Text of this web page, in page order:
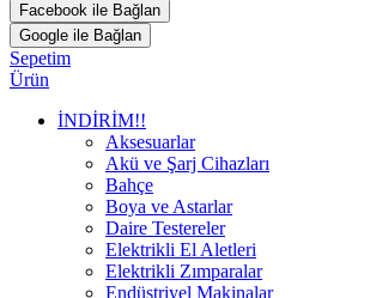
Facebook ile Bağlan
Google ile Bağlan
Sepetim
Ürün
İNDİRİM!!
Aksesuarlar
Akü ve Şarj Cihazları
Bahçe
Boya ve Astarlar
Daire Testereler
Elektrikli El Aletleri
Elektrikli Zımparalar
Endüstriyel Makinalar